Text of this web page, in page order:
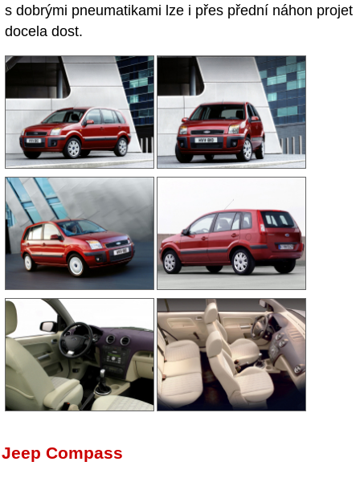
s dobrými pneumatikami lze i přes přední náhon projet
docela dost.
Jeep Compass